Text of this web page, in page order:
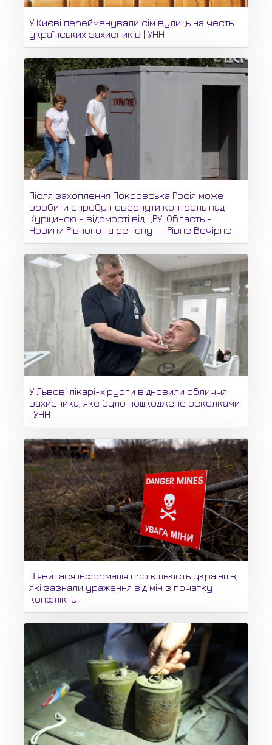
У Києві перейменували сім вулиць на честь
українських захисників | УНН
Після захоплення Покровська Росія може
зробити спробу повернути контроль над
Курщиною - відомості від ЦРУ. Область -
Новини Рівного та регіону -- Рівне Вечірнє
У Львові лікарі-хірурги відновили обличчя
захисника, яке було пошкоджене осколками
| УНН
З'явилася інформація про кількість українців,
які зазнали ураження від мін з початку
конфлікту.